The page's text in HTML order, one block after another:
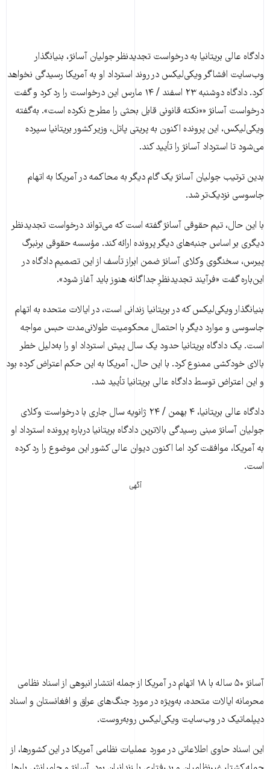
دادگاه عالی بریتانیا به درخواست تجدیدنظر جولیان آسانژ، بنیانگذار
وب‌سایت افشاگر ویکی‌لیکس در روند استرداد او به آمریکا رسیدگی نخواهد
کرد. دادگاه دوشنبه ۲۳ اسفند / ۱۴ مارس این درخواست را رد کرد و گفت
درخواست آسانژ ««نکته قانونی قابل بحثی را مطرح نکرده است». به‌گفته
ویکی‌لیکس، این پرونده اکنون به پریتی پاتل، وزیر کشور بریتانیا سپرده
می‌شود تا استرداد آسانژ را تأیید کند.
بدین ترتیب جولیان آسانژ یک گام دیگر به محاکمه در آمریکا به اتهام
جاسوسی نزدیک‌تر شد.
با این حال، تیم حقوقی آسانژ گفته است که می‌تواند درخواست تجدیدنظر
دیگری بر اساس جنبه‌های دیگر پرونده ارائه کند. مؤسسه حقوقی برنبرگ
پیرس، سخنگوی وکلای آسانژ ضمن ابراز تأسف از این تصمیم دادگاه در
این‌باره گفت «فرآیند تجدیدنظرِ جداگانه هنوز باید آغاز شود».
بنیانگذار ویکی‌لیکس که در بریتانیا زندانی است، در ایالات متحده به اتهام
جاسوسی و موارد دیگر با احتمال محکومیت طولانی‌مدت حبس مواجه
است. یک دادگاه بریتانیا حدود یک سال پیش استرداد او را به‌دلیل خطر
بالای خودکشی ممنوع کرد. با این حال، آمریکا به این حکم اعتراض کرده بود
و این اعتراض توسط دادگاه عالی بریتانیا تأیید شد.
دادگاه عالی بریتانیا، ۴ بهمن / ۲۴ ژانویه سال جاری با درخواست وکلای
جولیان آسانژ مبنی رسیدگی بالاترین دادگاه بریتانیا درباره پرونده استرداد او
به آمریکا، موافقت کرد اما اکنون دیوان عالی کشور این موضوع را رد کرده
است.
آگهی
آسانژ ۵۰ ساله با ۱۸ اتهام در آمریکا از جمله انتشار انبوهی از اسناد نظامی
محرمانه ایالات متحده، به‌ویژه در مورد جنگ‌های عراق و افغانستان و اسناد
دیپلماتیک در وب‌سایت ویکی‌لیکس روبه‌روست.
این اسناد حاوی اطلاعاتی در مورد عملیات نظامی آمریکا در این کشورها، از